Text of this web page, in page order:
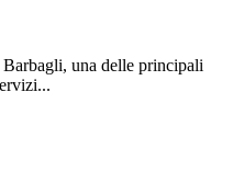
una delle principali